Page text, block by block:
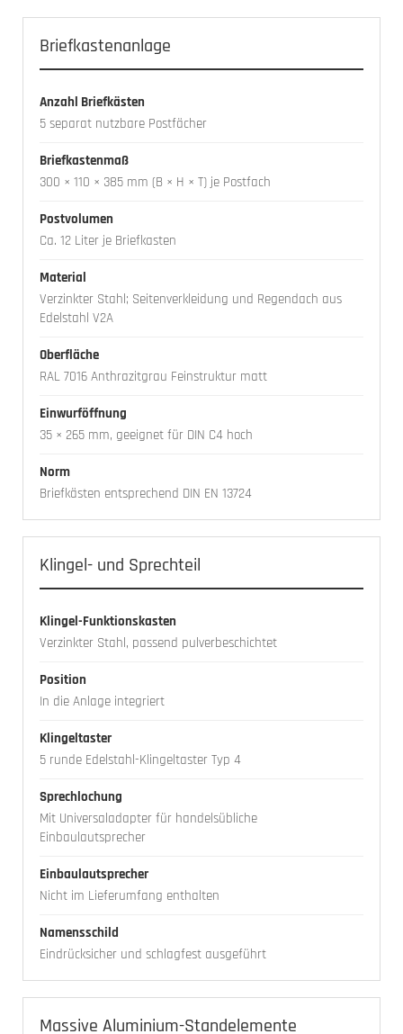
Briefkastenanlage
Anzahl Briefkästen
5 separat nutzbare Postfächer
Briefkastenmaß
300 × 110 × 385 mm (B × H × T) je Postfach
Postvolumen
Ca. 12 Liter je Briefkasten
Material
Verzinkter Stahl; Seitenverkleidung und Regendach aus
Edelstahl V2A
Oberfläche
RAL 7016 Anthrazitgrau Feinstruktur matt
Einwurföffnung
35 × 265 mm, geeignet für DIN C4 hoch
Norm
Briefkästen entsprechend DIN EN 13724
Klingel- und Sprechteil
Klingel-Funktionskasten
Verzinkter Stahl, passend pulverbeschichtet
Position
In die Anlage integriert
Klingeltaster
5 runde Edelstahl-Klingeltaster Typ 4
Sprechlochung
Mit Universaladapter für handelsübliche
Einbaulautsprecher
Einbaulautsprecher
Nicht im Lieferumfang enthalten
Namensschild
Eindrücksicher und schlagfest ausgeführt
Massive Aluminium-Standelemente